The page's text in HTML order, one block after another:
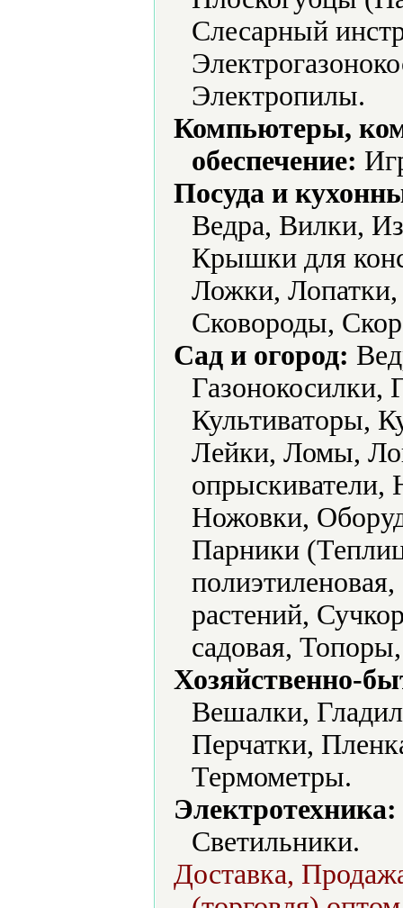
Слесарный
Электропилы.
Компьютеры,
обеспечение:
Посуда и
Ведра, Вилки,
Крышки для
Ложки,
Сковороды,
Сад и огород:
Газонокосилки,
Культиваторы,
Лейки, Ломы,
Ножовки,
Парники
растений,
садовая,
Хозяйственно-
Вешалки,
Перчатки,
Термометры.
Электротехника:
Светильники.
Доставка,